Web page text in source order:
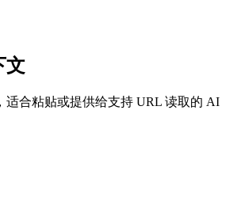
文
适合粘贴或提供给支持 URL 读取的 AI